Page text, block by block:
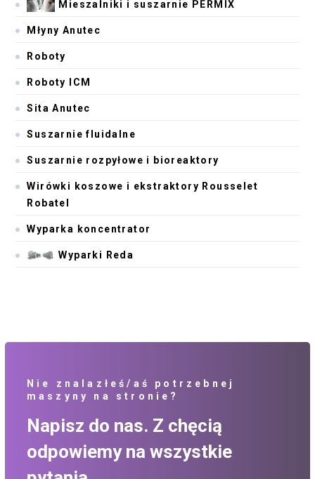
Mieszalniki i suszarnie PERMIX
Młyny Anutec
Roboty
Roboty ICM
Sita Anutec
Suszarnie fluidalne
Suszarnie rozpyłowe i bioreaktory
Wirówki koszowe i ekstraktory Rousselet
Robatel
Wyparka koncentrator
Wyparki Reda
Nie znalazłeś/aś potrzebnej
maszyny na stronie?
Napisz do nas. Z chęcią
odpowiemy na wszystkie